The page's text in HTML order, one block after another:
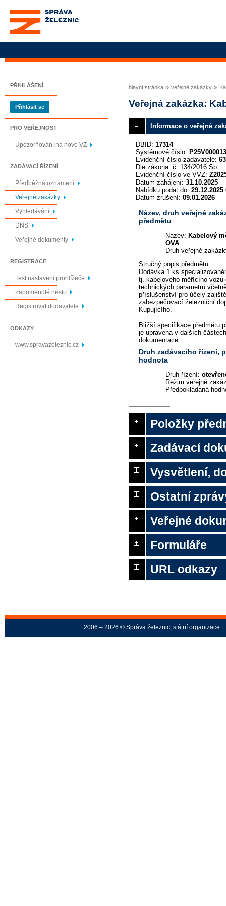
Správa železnic, státní
organizace
PŘIHLÁŠENÍ
Přihlásit se
PRO VEŘEJNOST
Upozorňování na nové VZ
ZADÁVACÍ ŘÍZENÍ
Předběžná oznámení
Veřejné zakázky
Vyhledávání
DNS
Veřejné dokumenty
REGISTRACE
Test nastavení prohlížeče
Zapomenuté heslo
Registrovat dodavatele
ODKAZY
www.spravazeleznic.cz
hlavní stránka » veřejné zakázky »
Veřejná zakázka:
Informace o veřejné
DBID: 17314
Systémové číslo:
Evidenční číslo zadavatele:
Dle zákona: č. 134/2016 Sb.
Evidenční číslo ve VVZ:
Datum zahájení: 31.10.2025
Nabídku podat do: 29.12.2025
Datum zrušení: 09.01.2026
Název, druh veřejné
předmětu
Název:Kabelový
OVA
Druh veřejné
Stručný popis předmětu:
Dodávka 1 ks
tj. kabelového měřícího vozu
technických parametrů
příslušenství pro účely
zabezpečovací železniční
Kupujícího.
Bližší specifikace předmětu
je upravena v dalších
dokumentace.
Druh zadávacího řízení,
hodnota
Druh řízení:
Režim veřejné
Předpokládaná
Položky
Zadávací
Vysvětlení,
Ostatní
Veřejné
Formuláře
URL odkazy
2006 – 2026 © Správa železnic, státní organizace